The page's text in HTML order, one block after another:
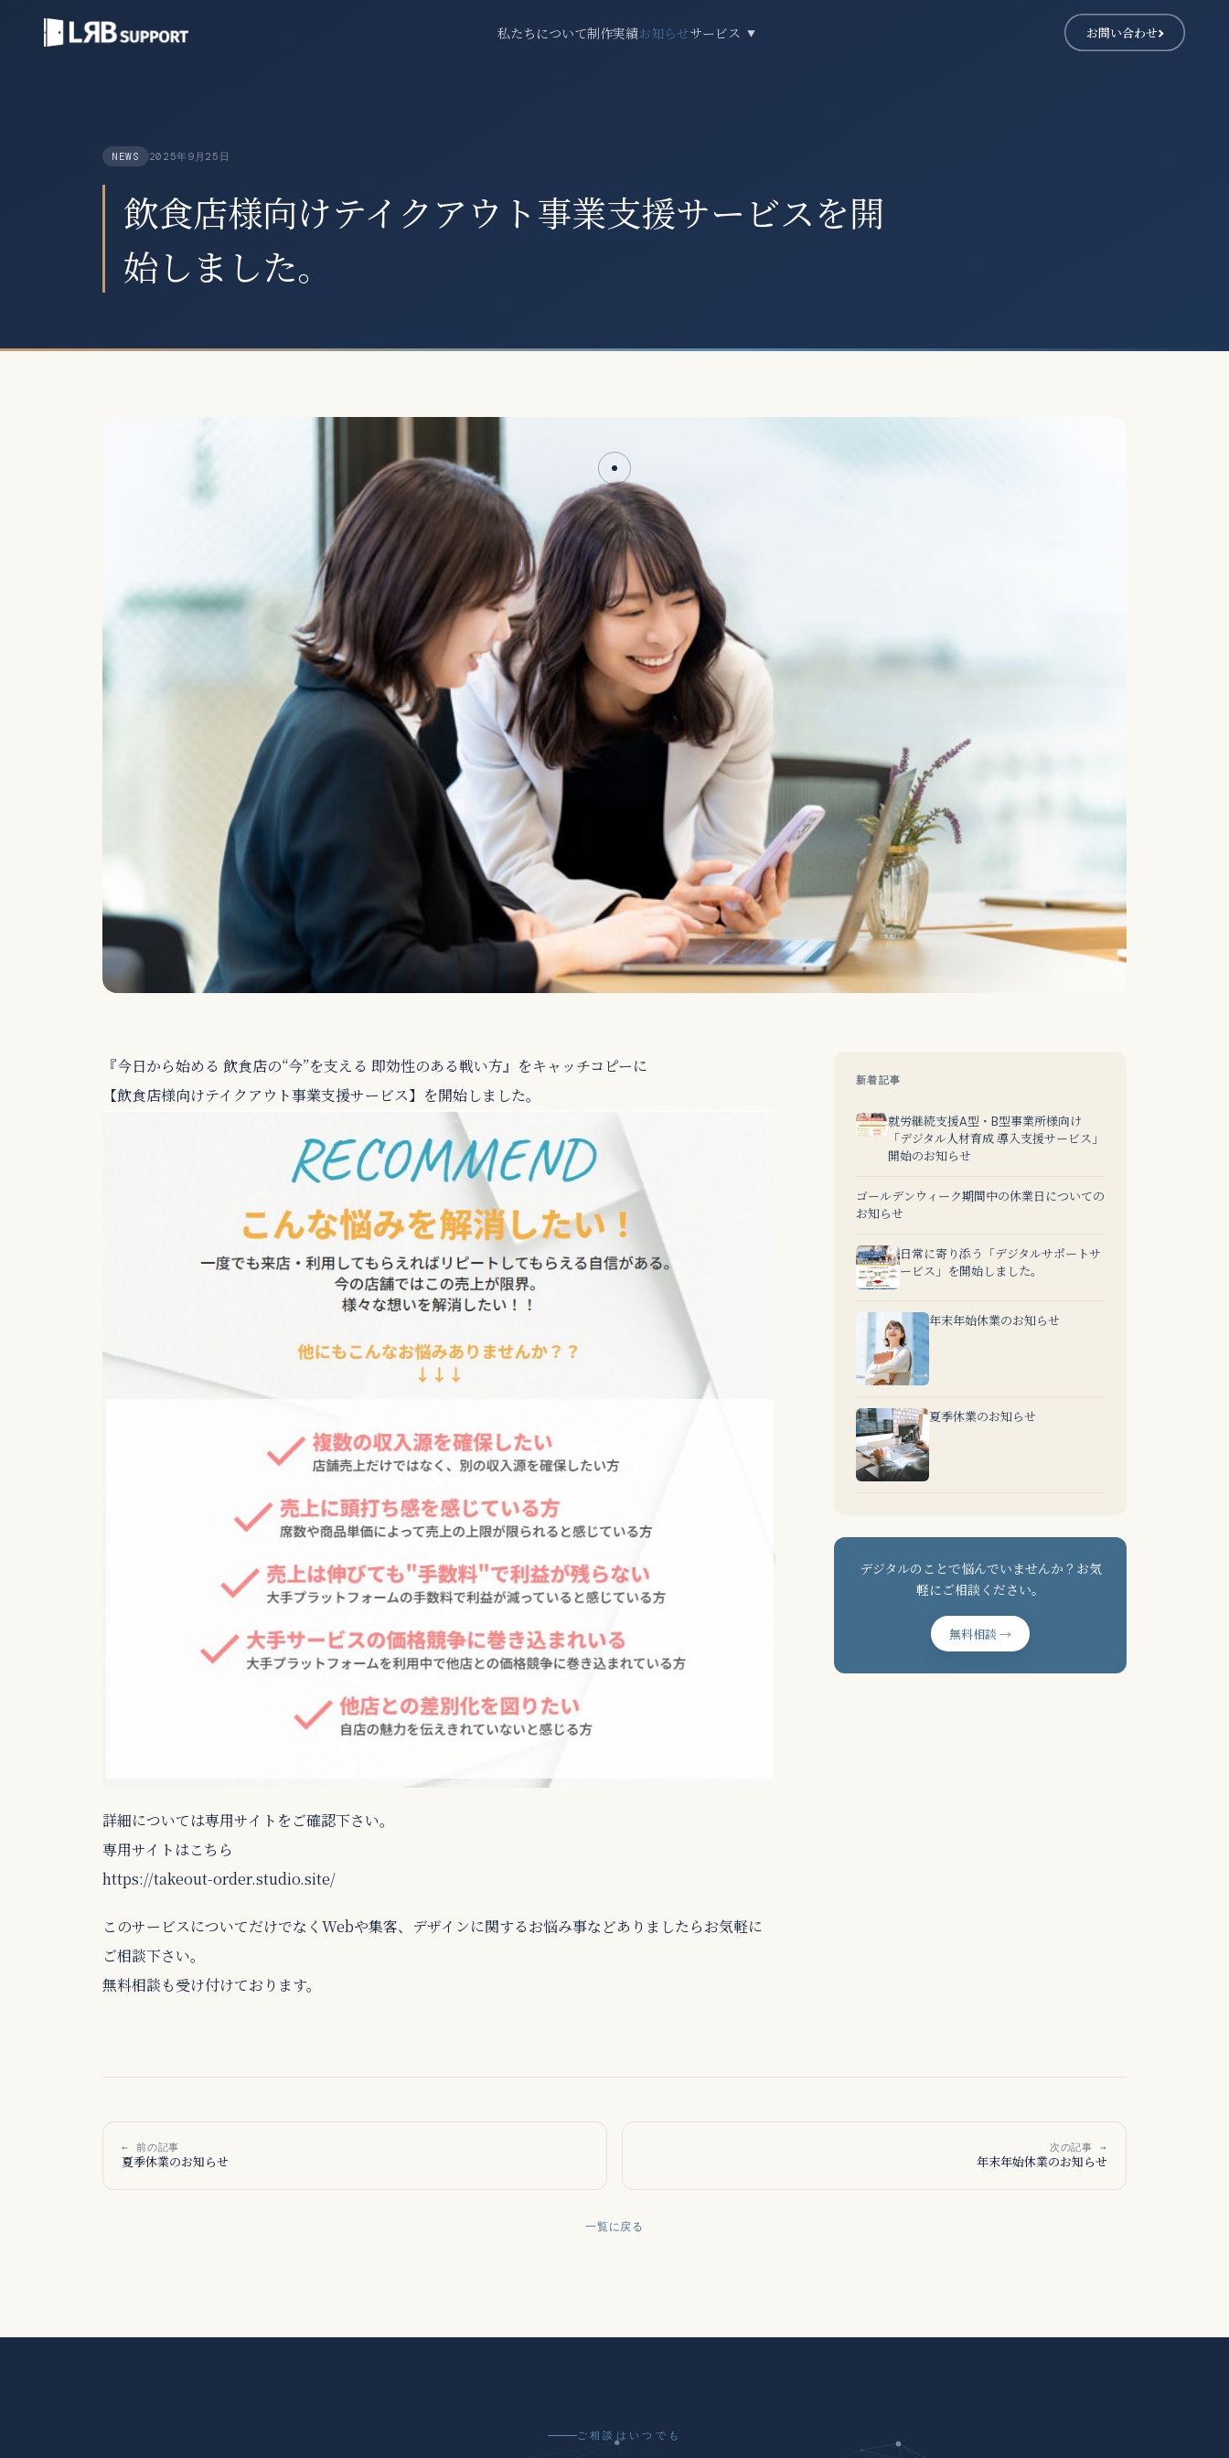
私たちについて制作実績お知らせサービス ▼ お問い合わせ
NEWS 2025年9月25日
飲食店様向けテイクアウト事業支援サービスを開
始しました。
『今日から始める 飲食店の“今”を支える 即効性のある戦い方』をキャッチコピーに
【飲食店様向けテイクアウト事業支援サービス】を開始しました。
詳細については専用サイトをご確認下さい。
専用サイトはこちら
https://takeout-order.studio.site/
このサービスについてだけでなくWebや集客、デザインに関するお悩み事などありましたらお気軽に
ご相談下さい。
無料相談も受け付けております。
新着記事
就労継続支援A型・B型事業所様向け
「デジタル人材育成 導入支援サービス」
開始のお知らせ
ゴールデンウィーク期間中の休業日についての
お知らせ
日常に寄り添う「デジタルサポートサ
ービス」を開始しました。
年末年始休業のお知らせ
夏季休業のお知らせ
デジタルのことで悩んでいませんか？お気
軽にご相談ください。
無料相談 →
← 前の記事
夏季休業のお知らせ
次の記事 →
年末年始休業のお知らせ
一覧に戻る
ご相談はいつでも